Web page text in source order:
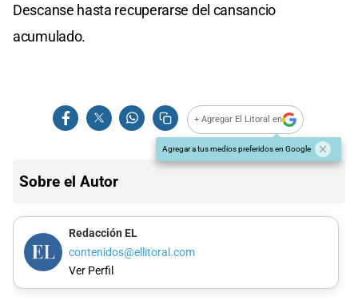
Descanse hasta recuperarse del cansancio
acumulado.
+ Agregar El Litoral en
Agregar a tus medios preferidos en Google
Sobre el Autor
Redacción EL
contenidos@ellitoral.com
Ver Perfil